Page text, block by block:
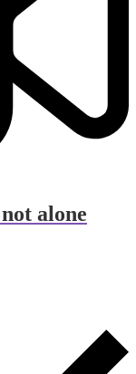
alone